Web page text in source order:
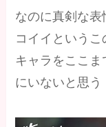
なのに真剣な表
コイイという
キャラをここ
にいないと思う